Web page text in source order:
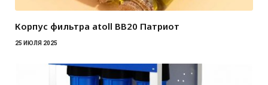
Корпус фильтра atoll BB20 Патриот
25 ИЮЛЯ 2025